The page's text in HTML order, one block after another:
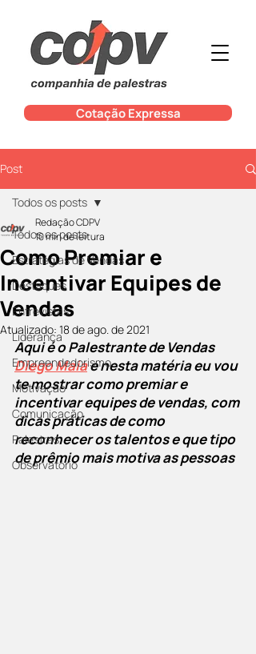
Cotação Expressa
Post
Todos os posts
Estratégias de Vendas
Destaques
Entrevistas
Liderança
Empreendedorismo
Motivação
Comunicação
Palestras
Observatório
Todos os posts
Como Premiar e
Incentivar Equipes de
Vendas
Redação CDPV
10 min de leitura
Atualizado: 18 de ago. de 2021
Aqui é o Palestrante de Vendas
Diego Maia e nesta matéria eu vou
te mostrar como premiar e
incentivar equipes de vendas, com
dicas práticas de como
reconhecer os talentos e que tipo
de prêmio mais motiva as pessoas